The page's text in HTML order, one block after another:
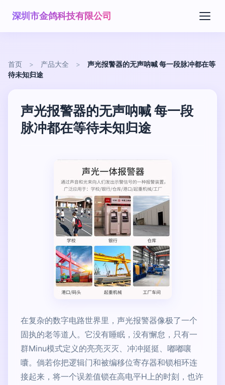
深圳市金鸽科技有限公司
首页 > 产品大全 >
声光报警器的无声呐喊 每一段脉冲都在等
待未知归途
声光报警器的无声呐喊 每一段
脉冲都在等待未知归途
在复杂的数字电路世界里，声光报警器像极了一个
固执的老等道人。它没有睡眠，没有懈怠，只有一
群Minu模式定义的亮亮灭灭、冲冲挺挺、嘟嘟嚷
囔。倘若你把逻辑门和被编移位寄存器和锁相环连
接起来，将一个误差值锁在高电平H上的时刻，也许